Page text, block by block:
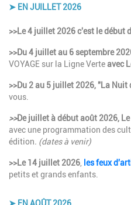
➤ EN JUILLET 2026
Description
>>Le 4 juillet 2026 c'est le début
>>Du 4 juillet au 6 septembre
VOYAGE sur la Ligne Verteavec
>>Du 2 au 5 juillet 2026, "La Nuit
vous.
>>De juillet à début août 2026, Le
avec une programmation des
édition. (dates à venir)
>>Le 14 juillet 2026 les feux
petits et grands enfants.